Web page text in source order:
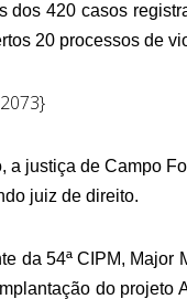
dos 420 casos
20 processos de
a justiça de Campo
juiz de direito.
da 54ª CIPM,
do projeto